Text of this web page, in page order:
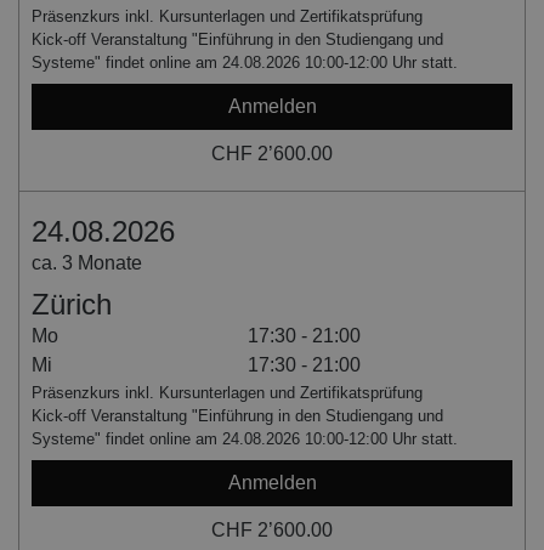
Präsenzkurs inkl. Kursunterlagen und Zertifikatsprüfung
Kick-off Veranstaltung "Einführung in den Studiengang und
Systeme" findet online am 24.08.2026 10:00-12:00 Uhr statt.
Anmelden
CHF 2’600.00
24.08.2026
ca. 3 Monate
Zürich
Mo
17:30 - 21:00
Mi
17:30 - 21:00
Präsenzkurs inkl. Kursunterlagen und Zertifikatsprüfung
Kick-off Veranstaltung "Einführung in den Studiengang und
Systeme" findet online am 24.08.2026 10:00-12:00 Uhr statt.
Anmelden
CHF 2’600.00